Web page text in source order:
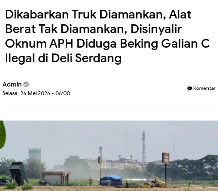
Dikabarkan Truk Diamankan, Alat
Berat Tak Diamankan, Disinyalir
Oknum APH Diduga Beking Galian C
Ilegal di Deli Serdang
Admin
Selasa, 26 Mei 2026 - 06:00
Komentar